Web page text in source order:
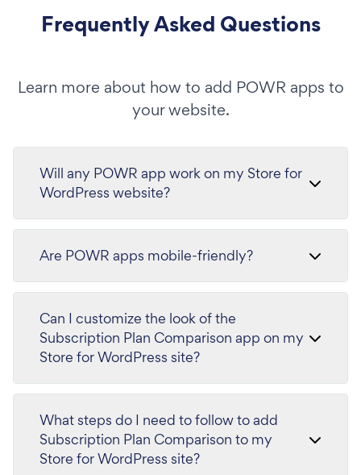
Frequently Asked Questions
Learn more about how to add POWR apps to
your website.
Will any POWR app work on my Store for
WordPress website?
Are POWR apps mobile-friendly?
Can I customize the look of the
Subscription Plan Comparison app on my
Store for WordPress site?
What steps do I need to follow to add
Subscription Plan Comparison to my
Store for WordPress site?